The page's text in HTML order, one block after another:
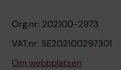
Org.nr: 202100-2973
VAT.nr: SE202100297301
Om webbplatsen